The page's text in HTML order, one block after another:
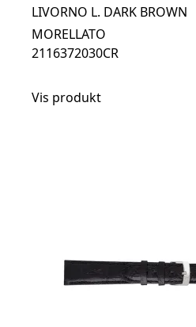
LIVORNO L. DARK BROWN
MORELLATO
2116372030CR
Vis produkt